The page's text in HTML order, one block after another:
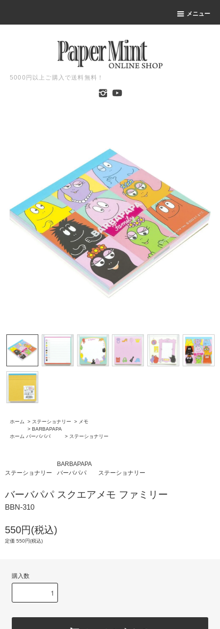
メニュー
5000円以上ご購入で送料無料！
ホーム > ステーショナリー > メモ
ホーム
> BARBAPAPA
バーバパパ
> ステーショナリー
ステーショナリー
BARBAPAPA
バーバパパ
ステーショナリー
バーバパパ スクエアメモ ファミリー
BBN-310
550円(税込)
定価 550円(税込)
購入数